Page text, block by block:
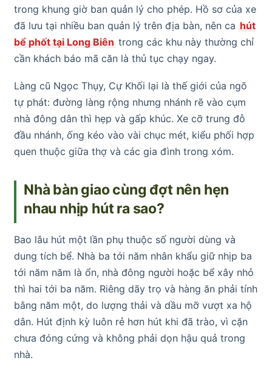
trong khung giờ ban quản lý cho phép. Hồ sơ của xe
đã lưu tại nhiều ban quản lý trên địa bàn, nên ca hút
bể phốt tại Long Biên trong các khu này thường chỉ
cần khách báo mã căn là thủ tục chạy ngay.
Làng cũ Ngọc Thụy, Cự Khối lại là thế giới của ngõ
tự phát: đường làng rộng nhưng nhánh rẽ vào cụm
nhà đông dân thì hẹp và gấp khúc. Xe cỡ trung đỗ
đầu nhánh, ống kéo vào vài chục mét, kiểu phối hợp
quen thuộc giữa thợ và các gia đình trong xóm.
Nhà bàn giao cùng đợt nên hẹn
nhau nhịp hút ra sao?
Bao lâu hút một lần phụ thuộc số người dùng và
dung tích bể. Nhà ba tới năm nhân khẩu giữ nhịp ba
tới năm năm là ổn, nhà đông người hoặc bể xây nhỏ
thì hai tới ba năm. Riêng dãy trọ và hàng ăn phải tính
bằng năm một, do lượng thải và dầu mỡ vượt xa hộ
dân. Hút định kỳ luôn rẻ hơn hút khi đã trào, vì cặn
chưa đóng cứng và không phải dọn hậu quả trong
nhà.